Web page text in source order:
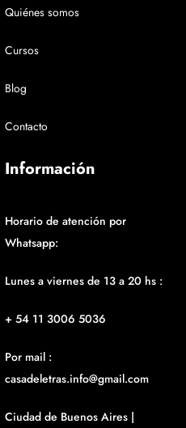
Quiénes somos
Cursos
Blog
Contacto
Información
Horario de atención por
Whatsapp:
Lunes a viernes de 13 a 20 hs :
+ 54 11 3006 5036
Por mail :
casadeletras.info@gmail.com
Ciudad de Buenos Aires |